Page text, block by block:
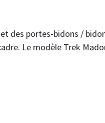
des portes-bidons /
Le modèle Trek